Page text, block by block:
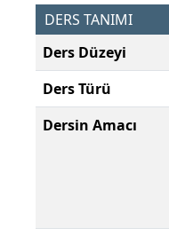
DERS TANIMI
Ders Düzeyi
Ders Türü
Dersin Amacı